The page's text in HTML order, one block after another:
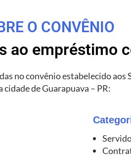
O CONVÊNIO
ao empréstimo
no convênio estabelecido aos
de Guarapuava – PR: